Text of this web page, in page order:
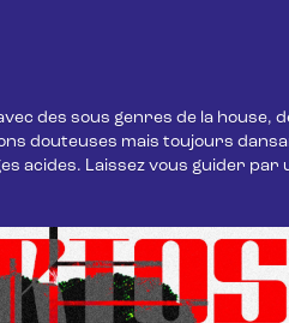
des sous genres de la house,
douteuses mais toujours
acides. Laissez vous guider par